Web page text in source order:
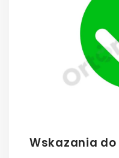
Wskazania